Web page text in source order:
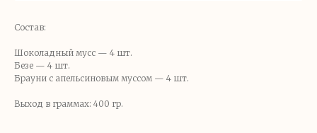
Состав:
Шоколадный мусс — 4 шт.
Безе — 4 шт.
Брауни с апельсиновым муссом — 4 шт.
Выход в граммах: 400 гр.